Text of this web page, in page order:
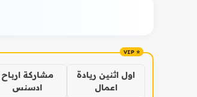
اول اثنين ريادة
اعمال
مشاركة ارباح
ادسنس